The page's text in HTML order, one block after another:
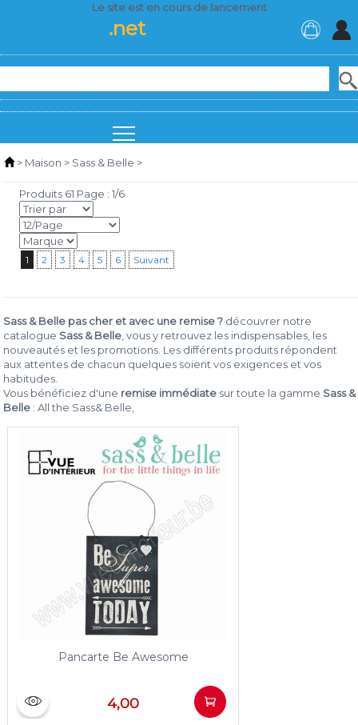
Le site est en cours de lancement
.net
> Maison > Sass & Belle >
Produits 61 Page : 1/6
1 2 3 4 5 6 Suivant
Sass & Belle pas cher et avec une remise ? découvrer notre
catalogue Sass & Belle , vous y retrouvez les indispensables, les
nouveautés et les promotions. Les différents produits répondent
aux attentes de chacun quelques soient vos exigences et vos
habitudes.
Vous bénéficiez d'une remise immédiate sur toute la gamme Sass &
Belle : All the Sass& Belle,
Pancarte Be Awesome
4,00